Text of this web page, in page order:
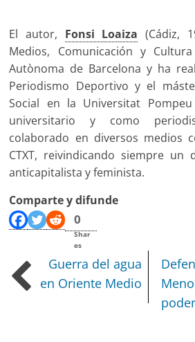
El autor, Fonsi Loaiza (Cádiz,
Medios, Comunicación y
Autònoma de Barcelona y ha
Periodismo Deportivo y el
Social en la Universitat
universitario y como
colaborado en diversos medios
CTXT, reivindicando siempre un
anticapitalista y feminista.
Comparte y difunde
0
Shar
es
Guerra del agua
en Oriente Medio